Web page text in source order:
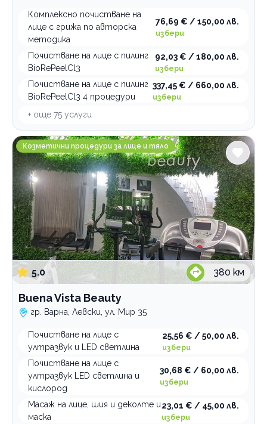
Комплексно почистване на
лице с грижа по авторска
методика
76,69 € / 150,00 лв.
избери
Почистване на лице с пилинг
BioRePeelCl3
92,03 € / 180,00 лв.
избери
Почистване на лице с пилинг
BioRePeelCl3 4 процедури
337,45 € / 660,00 лв.
избери
+ още 75 услуги
Buena Vista Beauty
Козметични процедури за лице и тяло
5.0 380 км
Buena Vista Beauty
гр. Варна, Левски, ул. Мир 35
Почистване на лице с
ултразвук и LED светлина
25,56 € / 50,00 лв.
избери
Почистване на лице с
ултразвук LED светлина и
кислород
30,68 € / 60,00 лв.
избери
Масаж на лице, шия и деколте и
маска
23,01 € / 45,00 лв.
избери